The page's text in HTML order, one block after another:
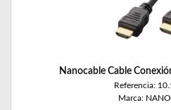
Nanocable Cable
Referencia:
Marca: